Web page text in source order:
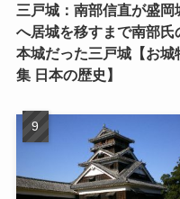
三戸城：南部信直が盛岡
へ居城を移すまで南部氏
本城だった三戸城【お城
集 日本の歴史】